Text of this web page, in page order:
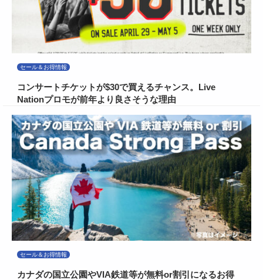
セール＆お得情報
コンサートチケットが$30で買えるチャンス。Live
Nationプロモが前年より良さそうな理由
セール＆お得情報
カナダの国立公園やVIA鉄道等が無料or割引になるお得